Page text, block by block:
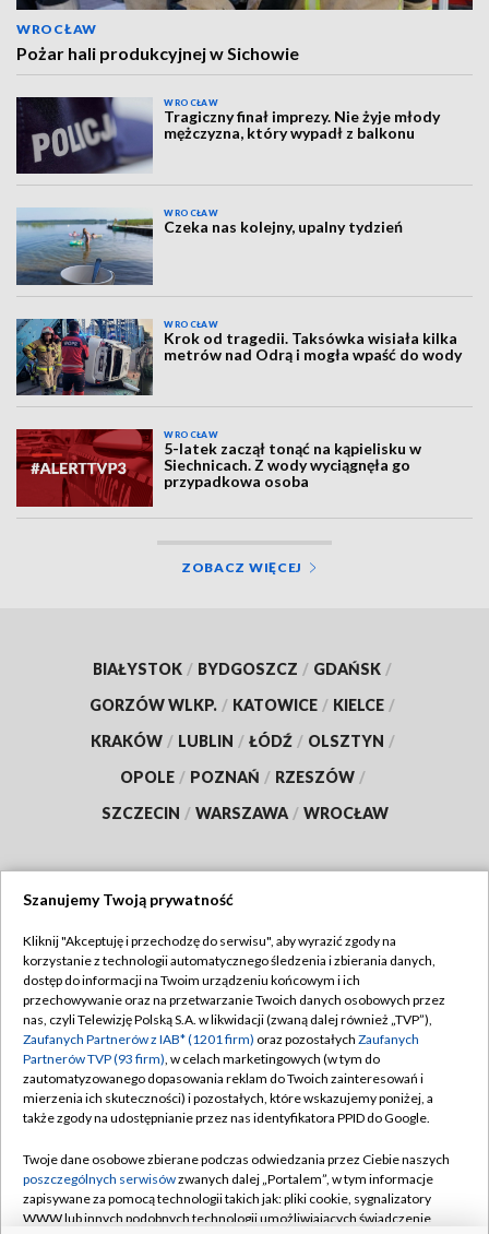
WROCŁAW
Pożar hali produkcyjnej w Sichowie
WROCŁAW
Tragiczny finał imprezy. Nie żyje młody
mężczyzna, który wypadł z balkonu
WROCŁAW
Czeka nas kolejny, upalny tydzień
WROCŁAW
Krok od tragedii. Taksówka wisiała kilka
metrów nad Odrą i mogła wpaść do wody
WROCŁAW
5-latek zaczął tonąć na kąpielisku w
Siechnicach. Z wody wyciągnęła go
przypadkowa osoba
ZOBACZ WIĘCEJ
BIAŁYSTOK / BYDGOSZCZ / GDAŃSK /
GORZÓW WLKP. / KATOWICE / KIELCE /
KRAKÓW / LUBLIN / ŁÓDŹ / OLSZTYN /
OPOLE / POZNAŃ / RZESZÓW /
SZCZECIN / WARSZAWA / WROCŁAW
TVP
Abonament TVP
Emisja w TVP
Centrum informacji TVP
Naziemna Telewizja Cyfrowa
Rada Programowa
System NOS
Regulamin TVP
Polityka prywatności
Moje zgody
Pomoc
Kontakt
Szanujemy Twoją prywatność
Kliknij "Akceptuję i przechodzę do serwisu", aby wyrazić zgody na
korzystanie z technologii automatycznego śledzenia i zbierania danych,
dostęp do informacji na Twoim urządzeniu końcowym i ich
przechowywanie oraz na przetwarzanie Twoich danych osobowych przez
nas, czyli Telewizję Polską S.A. w likwidacji (zwaną dalej również „TVP”),
Zaufanych Partnerów z IAB* (1201 firm) oraz pozostałych Zaufanych
Partnerów TVP (93 firm), w celach marketingowych (w tym do
zautomatyzowanego dopasowania reklam do Twoich zainteresowań i
mierzenia ich skuteczności) i pozostałych, które wskazujemy poniżej, a
także zgody na udostępnianie przez nas identyfikatora PPID do Google.
Twoje dane osobowe zbierane podczas odwiedzania przez Ciebie naszych
poszczególnych serwisówzwanych dalej „Portalem”, w tym informacje
zapisywane za pomocą technologii takich jak: pliki cookie, sygnalizatory
WWW lub innych podobnych technologii umożliwiających świadczenie